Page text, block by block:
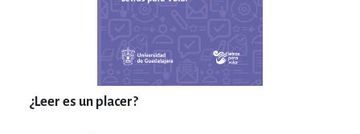
¿Leer es un placer?